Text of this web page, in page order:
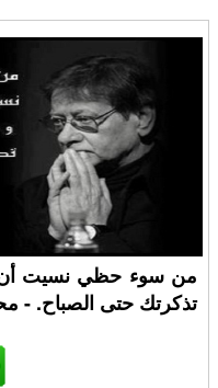
من سوء حظي نسيت
تذكرتك حتى الصباح. -